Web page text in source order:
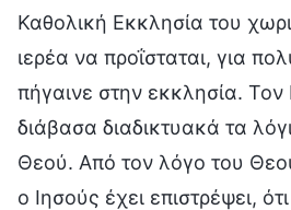
Καθολική Εκκλησία του
ιερέα να προΐσταται, για
πήγαινε στην εκκλησία.
διάβασα διαδικτυακά τα
Θεού. Από τον λόγο του
ο Ιησούς έχει επιστρέψει,